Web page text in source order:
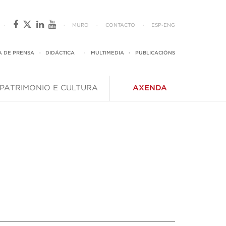
· · MURO · CONTACTO · ESP - ENG
DE PRENSA · DIDÁCTICA · MULTIMEDIA · PUBLICACIÓNS
PATRIMONIO E CULTURA AXENDA